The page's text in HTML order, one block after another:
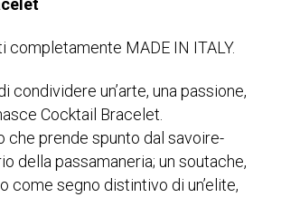
completamente MADE IN ITALY.
condividere un’arte, una passione,
Cocktail Bracelet.
che prende spunto dal savoire-
della passamaneria; un soutache,
come segno distintivo di un’elite,